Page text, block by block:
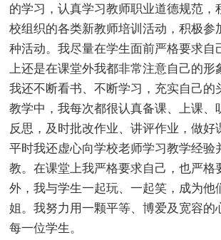
的学习，认真学习教师职业道德规范，
校组织的各类新教师培训活动，积极参
种活动。我尽量在学生面前严格要求自
上还是在课堂外我都非常注意自己的形
我还不断看书、不断学习，充实自己的
教学中，我每次都很认真备课、上课、
反思，及时批改作业、讲评作业，做好
平时我还虚心向学校老师学习教学经验
教。在课堂上我严格要求自己，也严格
外，我与学生一起玩、一起笑，成为他
姐。我努力用一颗平等、博爱及宽容的
每一位学生。